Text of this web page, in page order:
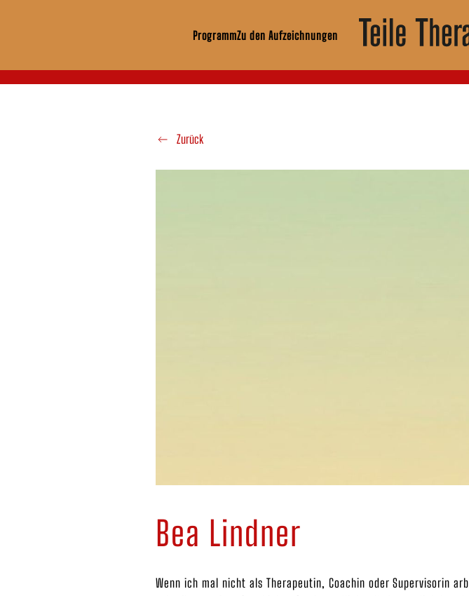
ProgrammZu den Aufzeichnungen
Zurück
Bea Lindner
Wenn ich mal nicht als Therapeutin, Coachin oder Supervisorin